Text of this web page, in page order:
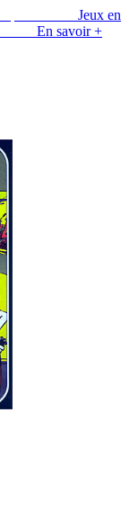
Jeux en
En savoir +